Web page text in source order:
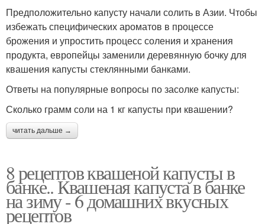
Предположительно капусту начали солить в Азии. Чтобы
избежать специфических ароматов в процессе
брожения и упростить процесс соления и хранения
продукта, европейцы заменили деревянную бочку для
квашения капусты стеклянными банками.
Ответы на популярные вопросы по засолке капусты:
Сколько грамм соли на 1 кг капусты при квашении?
читать дальше →
8 рецептов квашеной капусты в
банке.. Квашеная капуста в банке
на зиму - 6 домашних вкусных
рецептов